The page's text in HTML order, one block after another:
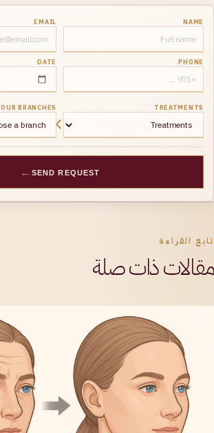
NAME
EMAIL
PHONE
DATE
TREATMENTS
OUR BRANCHES
SEND REQUEST
←
تابع القراءة
مقالات ذات صلة